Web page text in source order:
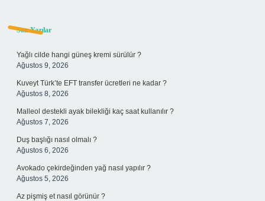
Sidebar
Son Yazılar
Yağlı cilde hangi güneş kremi sürülür ?
Ağustos 9, 2026
Kuveyt Türk’te EFT transfer ücretleri ne kadar ?
Ağustos 8, 2026
Malleol destekli ayak bilekliği kaç saat kullanılır ?
Ağustos 7, 2026
Duş başlığı nasıl olmalı ?
Ağustos 6, 2026
Avokado çekirdeğinden yağ nasıl yapılır ?
Ağustos 5, 2026
Az pişmiş et nasıl görünür ?